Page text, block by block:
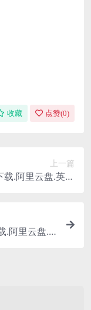
收藏 点赞(0)
上一篇
载.阿里云盘.英语
.阿里云盘.